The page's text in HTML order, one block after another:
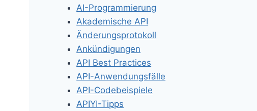
AI-Programmierung
Akademische API
Änderungsprotokoll
Ankündigungen
API Best Practices
API-Anwendungsfälle
API-Codebeispiele
APIYI-Tipps